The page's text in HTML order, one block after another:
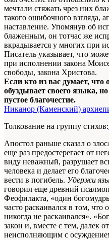
мечтали стяжать чрез них
такого ошибочного взгляда,
наставление. Упомянув об
блаженным, он тотчас же
вкрадывается у многих при
Писатель указывает, что
при исполнении закона
свободы, закона Христова.
Если кто из вас думает, что
обуздывает своего языка,
пустое благочестие.
Никанор (Каменский)
Толкование на группу стихов:
Апостол раньше сказал о
еще раз предостерегает от
виду неважный, разрушает
человека и делает его
вести в погибель. Удержи
говорил еще древний
Феофилакта, «один
часто раскаивался в том, что
никогда не раскаивался».
закон и, вместе с тем, далек
неисполняющим с